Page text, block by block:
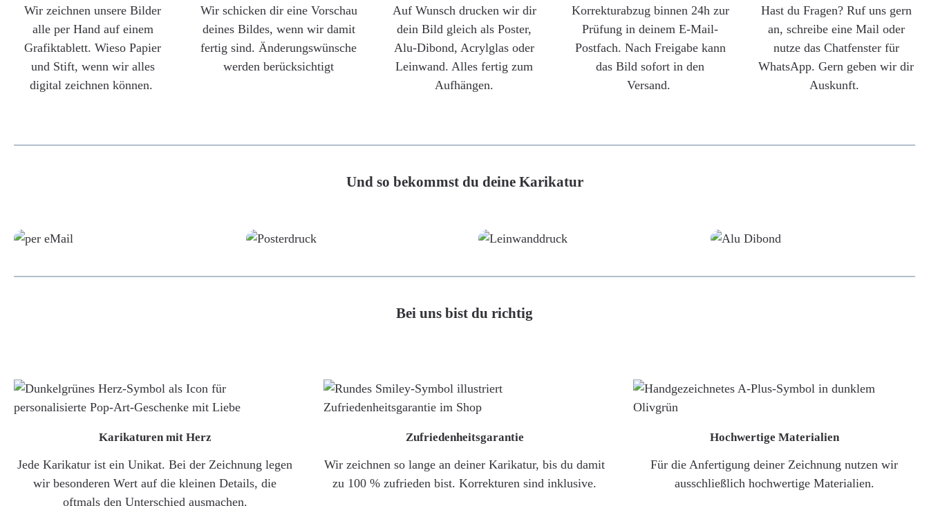
Wir zeichnen unsere Bilder
alle per Hand auf einem
Grafiktablett. Wieso Papier
und Stift, wenn wir alles
digital zeichnen können.
Wir schicken dir eine Vorschau
deines Bildes, wenn wir damit
fertig sind. Änderungswünsche
werden berücksichtigt
Auf Wunsch drucken wir dir
dein Bild gleich als Poster,
Alu-Dibond, Acrylglas oder
Leinwand. Alles fertig zum
Aufhängen.
Korrekturabzug binnen 24h zur
Prüfung in deinem E-Mail-
Postfach. Nach Freigabe kann
das Bild sofort in den
Versand.
Hast du Fragen? Ruf uns gern
an, schreibe eine Mail oder
nutze das Chatfenster für
WhatsApp. Gern geben wir dir
Auskunft.
Und so bekommst du deine Karikatur
Bei uns bist du richtig
Karikaturen mit Herz
Jede Karikatur ist ein Unikat. Bei der Zeichnung legen
wir besonderen Wert auf die kleinen Details, die
oftmals den Unterschied ausmachen.
Zufriedenheitsgarantie
Wir zeichnen so lange an deiner Karikatur, bis du damit
zu 100 % zufrieden bist. Korrekturen sind inklusive.
Hochwertige Materialien
Für die Anfertigung deiner Zeichnung nutzen wir
ausschließlich hochwertige Materialien.